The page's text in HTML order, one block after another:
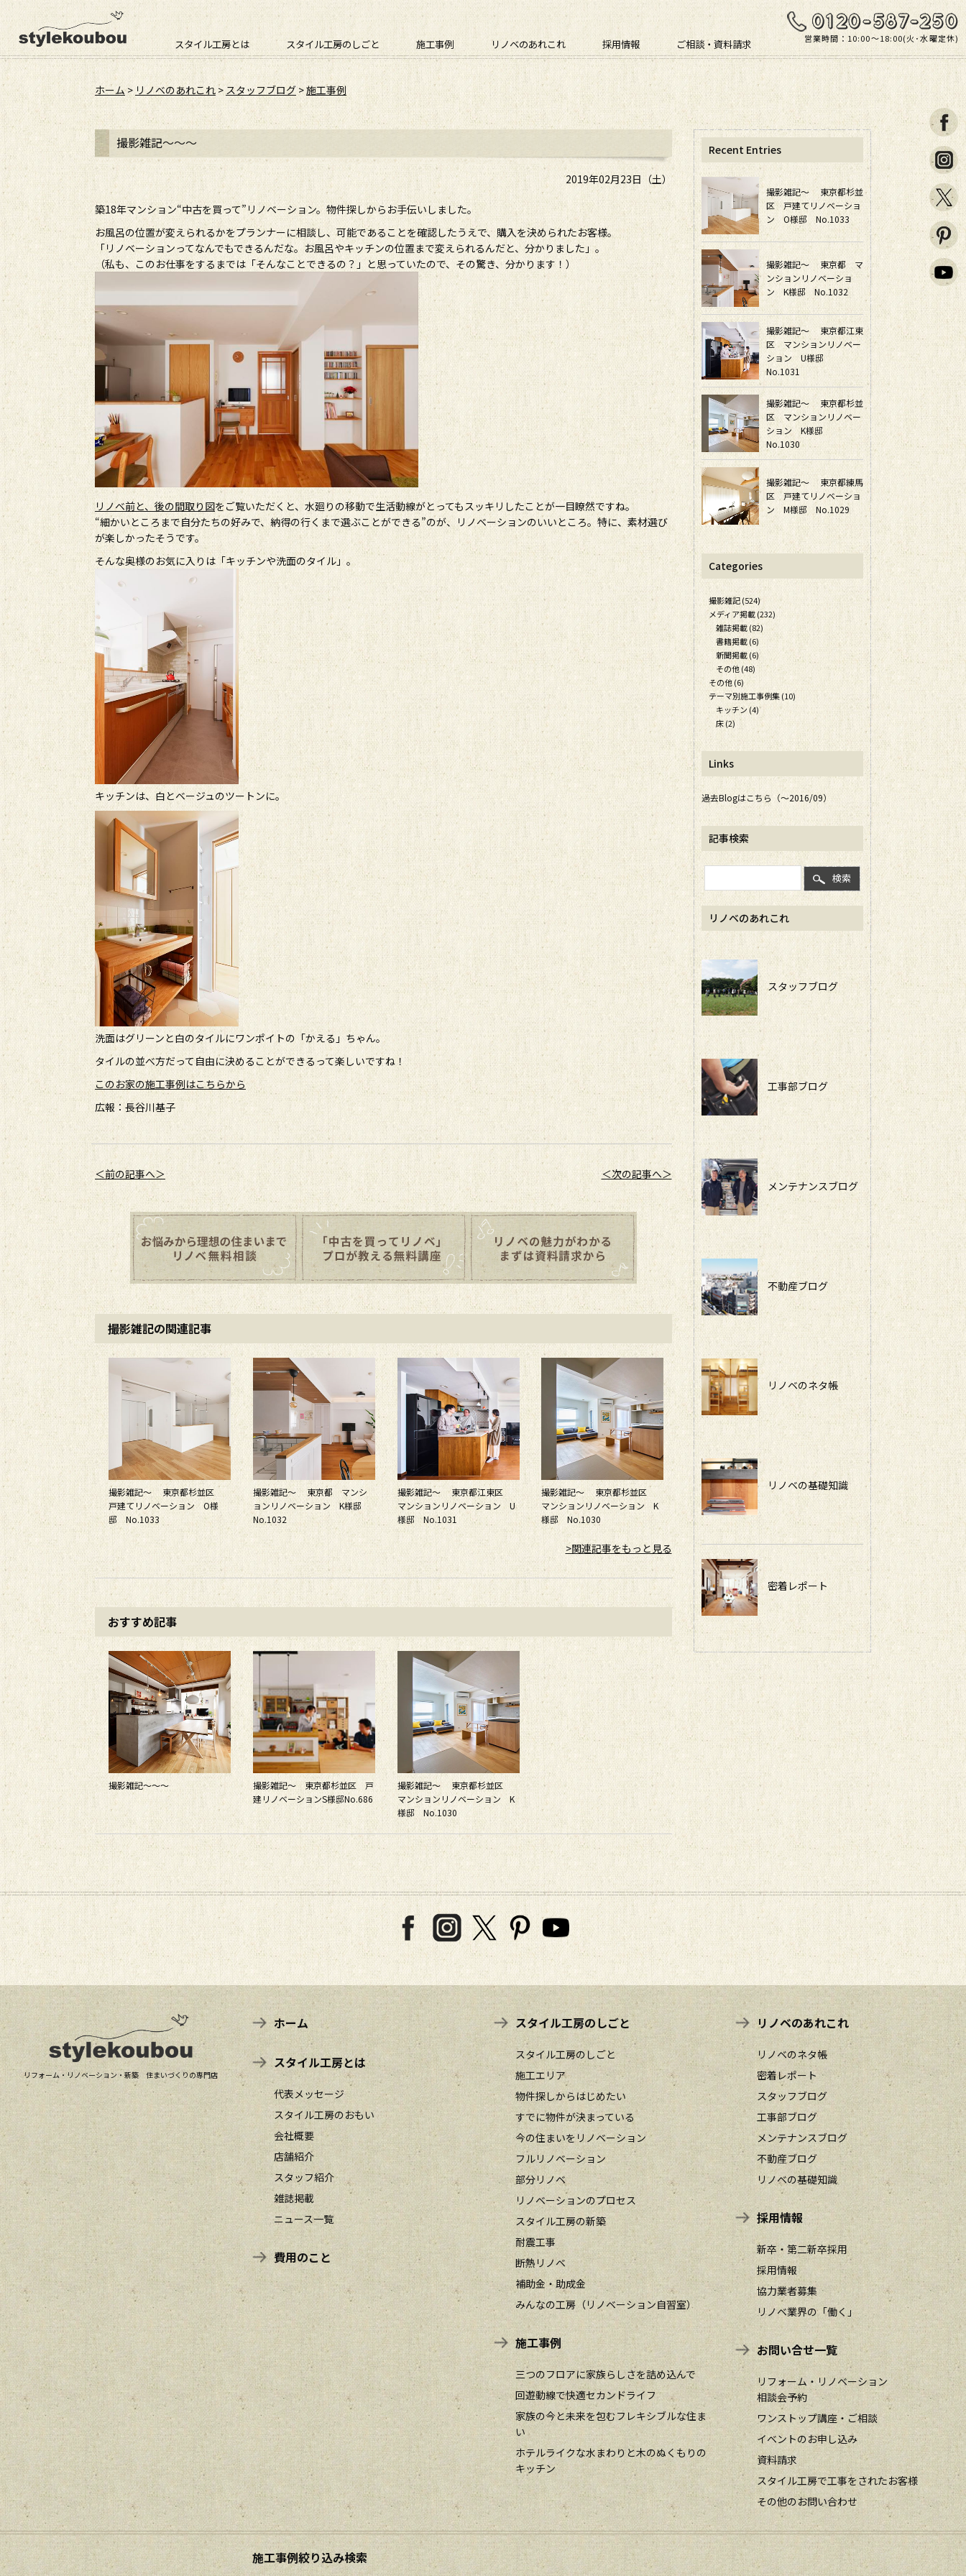
スタイル工房とは スタイル工房のしごと 施工事例 リノベのあれこれ 採用情報 ご相談・資料請求 営業時間：10:00〜18:00(火･水曜定休)
ホーム> リノベのあれこれ >スタッフブログ>施工事例
撮影雑記～～～
2019年02月23日（土）
築18年マンション“中古を買って”リノベーション。物件探しからお手伝いしました。
お風呂の位置が変えられるかをプランナーに相談し、可能であることを確認したうえで、購入を決められたお客様。
「リノベーションってなんでもできるんだな。お風呂やキッチンの位置まで変えられるんだと、分かりました」。
（私も、このお仕事をするまでは「そんなことできるの？」と思っていたので、その驚き、分かります！）
リノベ前と、後の間取り図をご覧いただくと、水廻りの移動で生活動線がとってもスッキリしたことが一目瞭然ですね。
“細かいところまで自分たちの好みで、納得の行くまで選ぶことができる”のが、リノベーションのいいところ。特に、素材選び
が楽しかったそうです。
そんな奥様のお気に入りは「キッチンや洗面のタイル」。
キッチンは、白とベージュのツートンに。
洗面はグリーンと白のタイルにワンポイトの「かえる」ちゃん。
タイルの並べ方だって自由に決めることができるって楽しいですね！
このお家の施工事例はこちらから
広報：長谷川基子
＜前の記事へ＞ ＜次の記事へ＞
撮影雑記の関連記事
撮影雑記～ 東京都杉並区
戸建てリノベーション O様
邸 No.1033
撮影雑記～ 東京都 マンシ
ョンリノベーション K様邸
No.1032
撮影雑記～ 東京都江東区
マンションリノベーション U
様邸 No.1031
撮影雑記～ 東京都杉並区
マンションリノベーション K
様邸 No.1030
>関連記事をもっと見る
おすすめ記事
撮影雑記～～～
撮影雑記～ 東京都杉並区 戸
建リノベーションS様邸No.686
撮影雑記～ 東京都杉並区
マンションリノベーション K
様邸 No.1030
Recent Entries
撮影雑記～ 東京都杉並
区 戸建てリノベーショ
ン O様邸 No.1033
撮影雑記～ 東京都 マ
ンションリノベーショ
ン K様邸 No.1032
撮影雑記～ 東京都江東
区 マンションリノベー
ション U様邸
No.1031
撮影雑記～ 東京都杉並
区 マンションリノベー
ション K様邸
No.1030
撮影雑記～ 東京都練馬
区 戸建てリノベーショ
ン M様邸 No.1029
Categories
撮影雑記 (524)
メディア掲載 (232)
雑誌掲載 (82)
書籍掲載 (6)
新聞掲載 (6)
その他 (48)
その他 (6)
テーマ別施工事例集 (10)
キッチン (4)
床 (2)
Links
過去Blogはこちら（～2016/09）
記事検索
検索
リノベのあれこれ
スタッフブログ
工事部ブログ
メンテナンスブログ
不動産ブログ
リノベのネタ帳
リノベの基礎知識
密着レポート
リフォーム・リノベーション・新築 住まいづくりの専門店
ホーム
スタイル工房とは
代表メッセージ
スタイル工房のおもい
会社概要
店舗紹介
スタッフ紹介
雑誌掲載
ニュース一覧
費用のこと
スタイル工房のしごと
スタイル工房のしごと
施工エリア
物件探しからはじめたい
すでに物件が決まっている
今の住まいをリノベーション
フルリノベーション
部分リノベ
リノベーションのプロセス
スタイル工房の新築
耐震工事
断熱リノベ
補助金・助成金
みんなの工房（リノベーション自習室）
施工事例
三つのフロアに家族らしさを詰め込んで
回遊動線で快適セカンドライフ
家族の今と未来を包むフレキシブルな住ま
い
ホテルライクな水まわりと木のぬくもりの
キッチン
リノベのあれこれ
リノベのネタ帳
密着レポート
スタッフブログ
工事部ブログ
メンテナンスブログ
不動産ブログ
リノベの基礎知識
採用情報
新卒・第二新卒採用
採用情報
協力業者募集
リノベ業界の「働く」
お問い合せ一覧
リフォーム・リノベーション
相談会予約
ワンストップ講座・ご相談
イベントのお申し込み
資料請求
スタイル工房で工事をされたお客様
その他のお問い合わせ
施工事例絞り込み検索